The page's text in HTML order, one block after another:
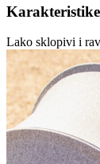
Lako sklopivi i